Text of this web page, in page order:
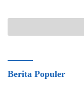
Berita Populer